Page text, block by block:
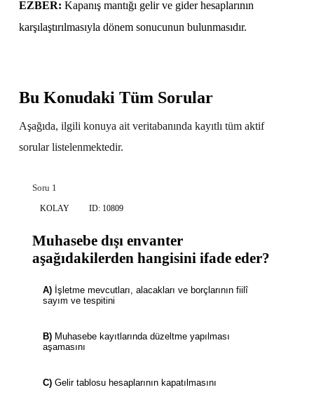
EZBER: Kapanış mantığı gelir ve gider hesaplarının
karşılaştırılmasıyla dönem sonucunun bulunmasıdır.
Bu Konudaki Tüm Sorular
Aşağıda, ilgili konuya ait veritabanında kayıtlı tüm aktif
sorular listelenmektedir.
Soru 1
KOLAY ID: 10809
Muhasebe dışı envanter
aşağıdakilerden hangisini ifade eder?
A)
sayım ve tespitini
B)
aşamasını
C) Gelir tablosu hesaplarının kapatılmasını